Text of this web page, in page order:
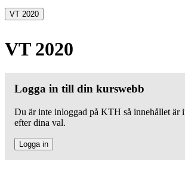
VT 2020
VT 2020
Logga in till din kurswebb
Du är inte inloggad på KTH så innehållet är
efter dina val.
Logga in